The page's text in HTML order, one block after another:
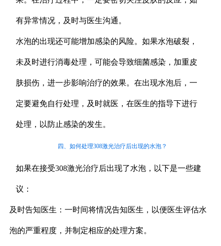
有异常情况，及时与医生沟通。
水泡的出现还可能增加感染的风险。如果水泡破裂，
未及时进行消毒处理，可能会导致细菌感染，加重皮
肤损伤，进一步影响治疗的效果。在出现水泡后，一
定要避免自行处理，及时就医，在医生的指导下进行
处理，以防止感染的发生。
四、如何处理308激光治疗后出现的水泡？
如果在接受308激光治疗后出现了水泡，以下是一些建
议：
及时告知医生：一时间将情况告知医生，以便医生评估水
泡的严重程度，并制定相应的处理方案。